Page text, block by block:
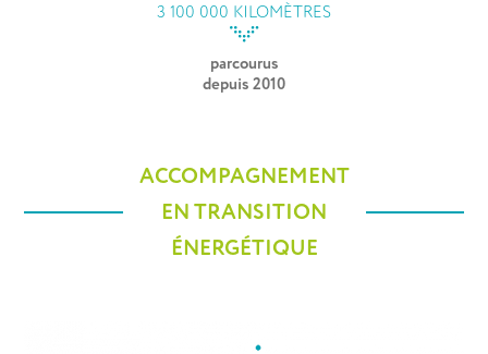
3 100 000 KILOMÈTRES
parcourus
depuis 2010
ACCOMPAGNEMENT
EN TRANSITION
ÉNERGÉTIQUE